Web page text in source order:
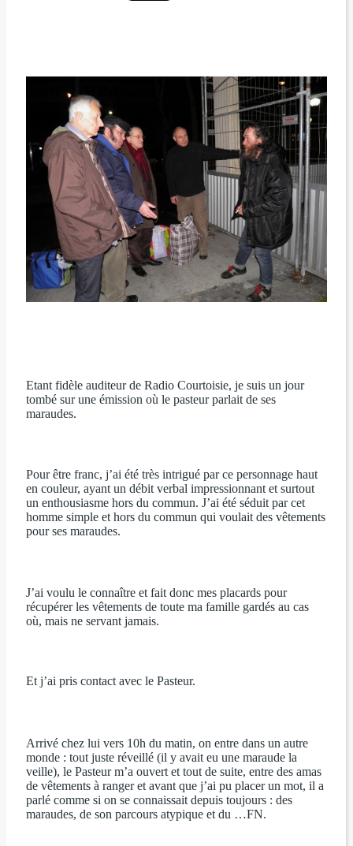
Etant fidèle auditeur de Radio Courtoisie, je suis un jour
tombé sur une émission où le pasteur parlait de ses
maraudes.
Pour être franc, j’ai été très intrigué par ce personnage haut
en couleur, ayant un débit verbal impressionnant et surtout
un enthousiasme hors du commun. J’ai été séduit par cet
homme simple et hors du commun qui voulait des vêtements
pour ses maraudes.
J’ai voulu le connaître et fait donc mes placards pour
récupérer les vêtements de toute ma famille gardés au cas
où, mais ne servant jamais.
Et j’ai pris contact avec le Pasteur.
Arrivé chez lui vers 10h du matin, on entre dans un autre
monde : tout juste réveillé (il y avait eu une maraude la
veille), le Pasteur m’a ouvert et tout de suite, entre des amas
de vêtements à ranger et avant que j’ai pu placer un mot, il a
parlé comme si on se connaissait depuis toujours : des
maraudes, de son parcours atypique et du …FN.